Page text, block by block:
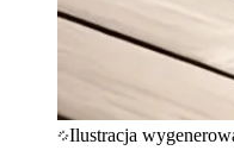
Ilustracja